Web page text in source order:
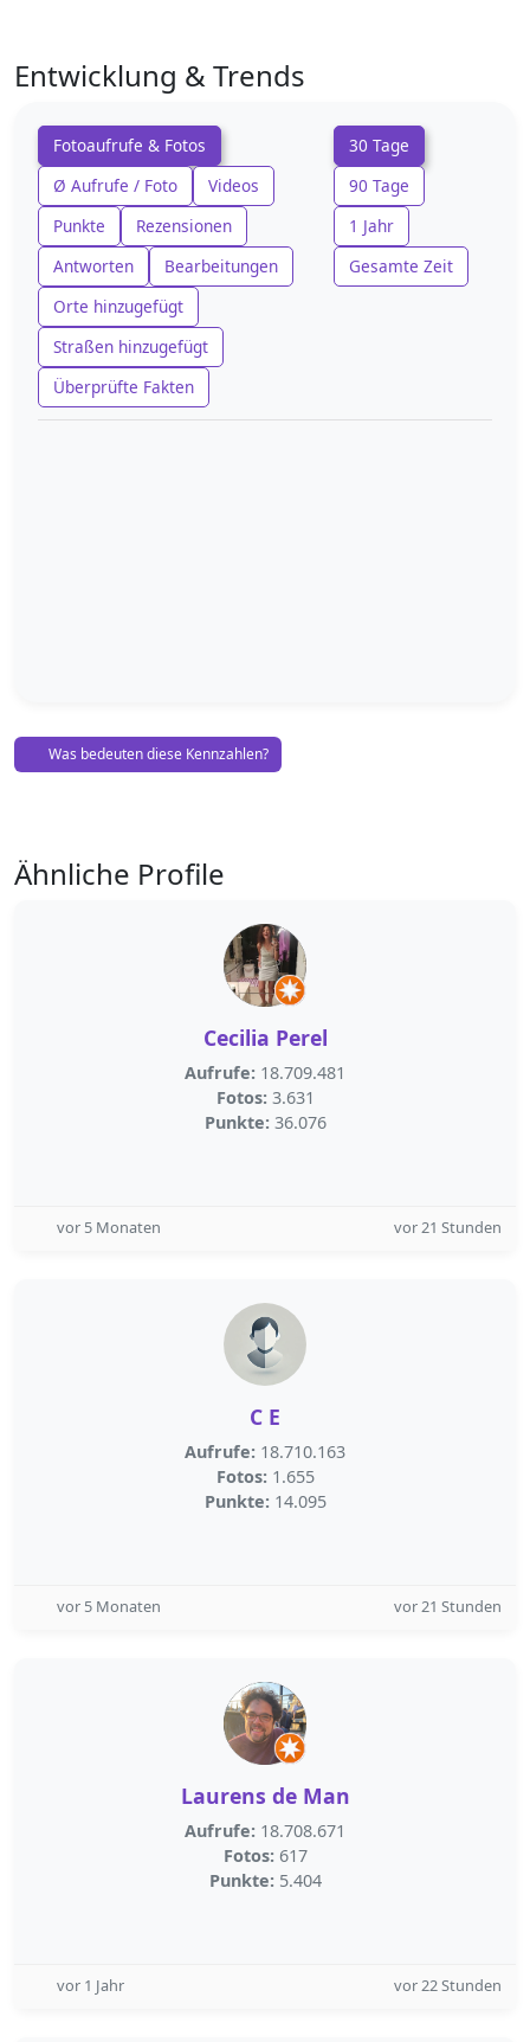
Entwicklung & Trends
Fotoaufrufe & Fotos
Ø Aufrufe / Foto
Videos
Punkte
Rezensionen
Antworten
Bearbeitungen
Orte hinzugefügt
Straßen hinzugefügt
Überprüfte Fakten
30 Tage
90 Tage
1 Jahr
Gesamte Zeit
Was bedeuten diese Kennzahlen?
Ähnliche Profile
Cecilia Perel
Aufrufe: 18.709.481
Fotos: 3.631
Punkte: 36.076
vor 5 Monaten vor 21 Stunden
C E
Aufrufe: 18.710.163
Fotos: 1.655
Punkte: 14.095
vor 5 Monaten vor 21 Stunden
Laurens de Man
Aufrufe: 18.708.671
Fotos: 617
Punkte: 5.404
vor 1 Jahr vor 22 Stunden